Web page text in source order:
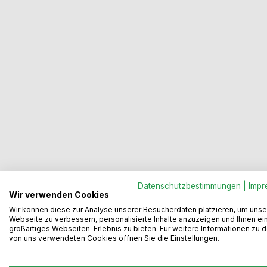
Beschreibung Dokumente / Videos Bewertungen
Datenschutzbestimmungen
Wir verwenden Cookies
Wir können diese zur Analyse unserer Besucherdaten platzieren, um
Webseite zu verbessern, personalisierte Inhalte anzuzeigen und Ihnen ein
großartiges Webseiten-Erlebnis zu bieten. Für weitere Informationen zu
von uns verwendeten Cookies öffnen Sie die Einstellungen.